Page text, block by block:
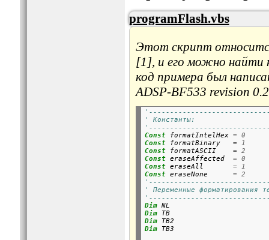
programFlash.vbs
Этот скрипт
[1], и его можно найти
код примера был
ADSP-BF533 revision
' Константы:
Const formatIntelHex =
0
Const formatBinary =
1
Const formatASCII =
2
Const eraseAffected =
0
Const eraseAll =
1
Const eraseNone =
2
' Переменные форматирования
Dim
Dim
TB
Dim
Dim TB3